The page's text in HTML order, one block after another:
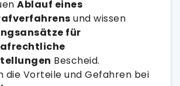
Ablauf eines
und wissen
für
Bescheid.
die Vorteile und Gefahren bei